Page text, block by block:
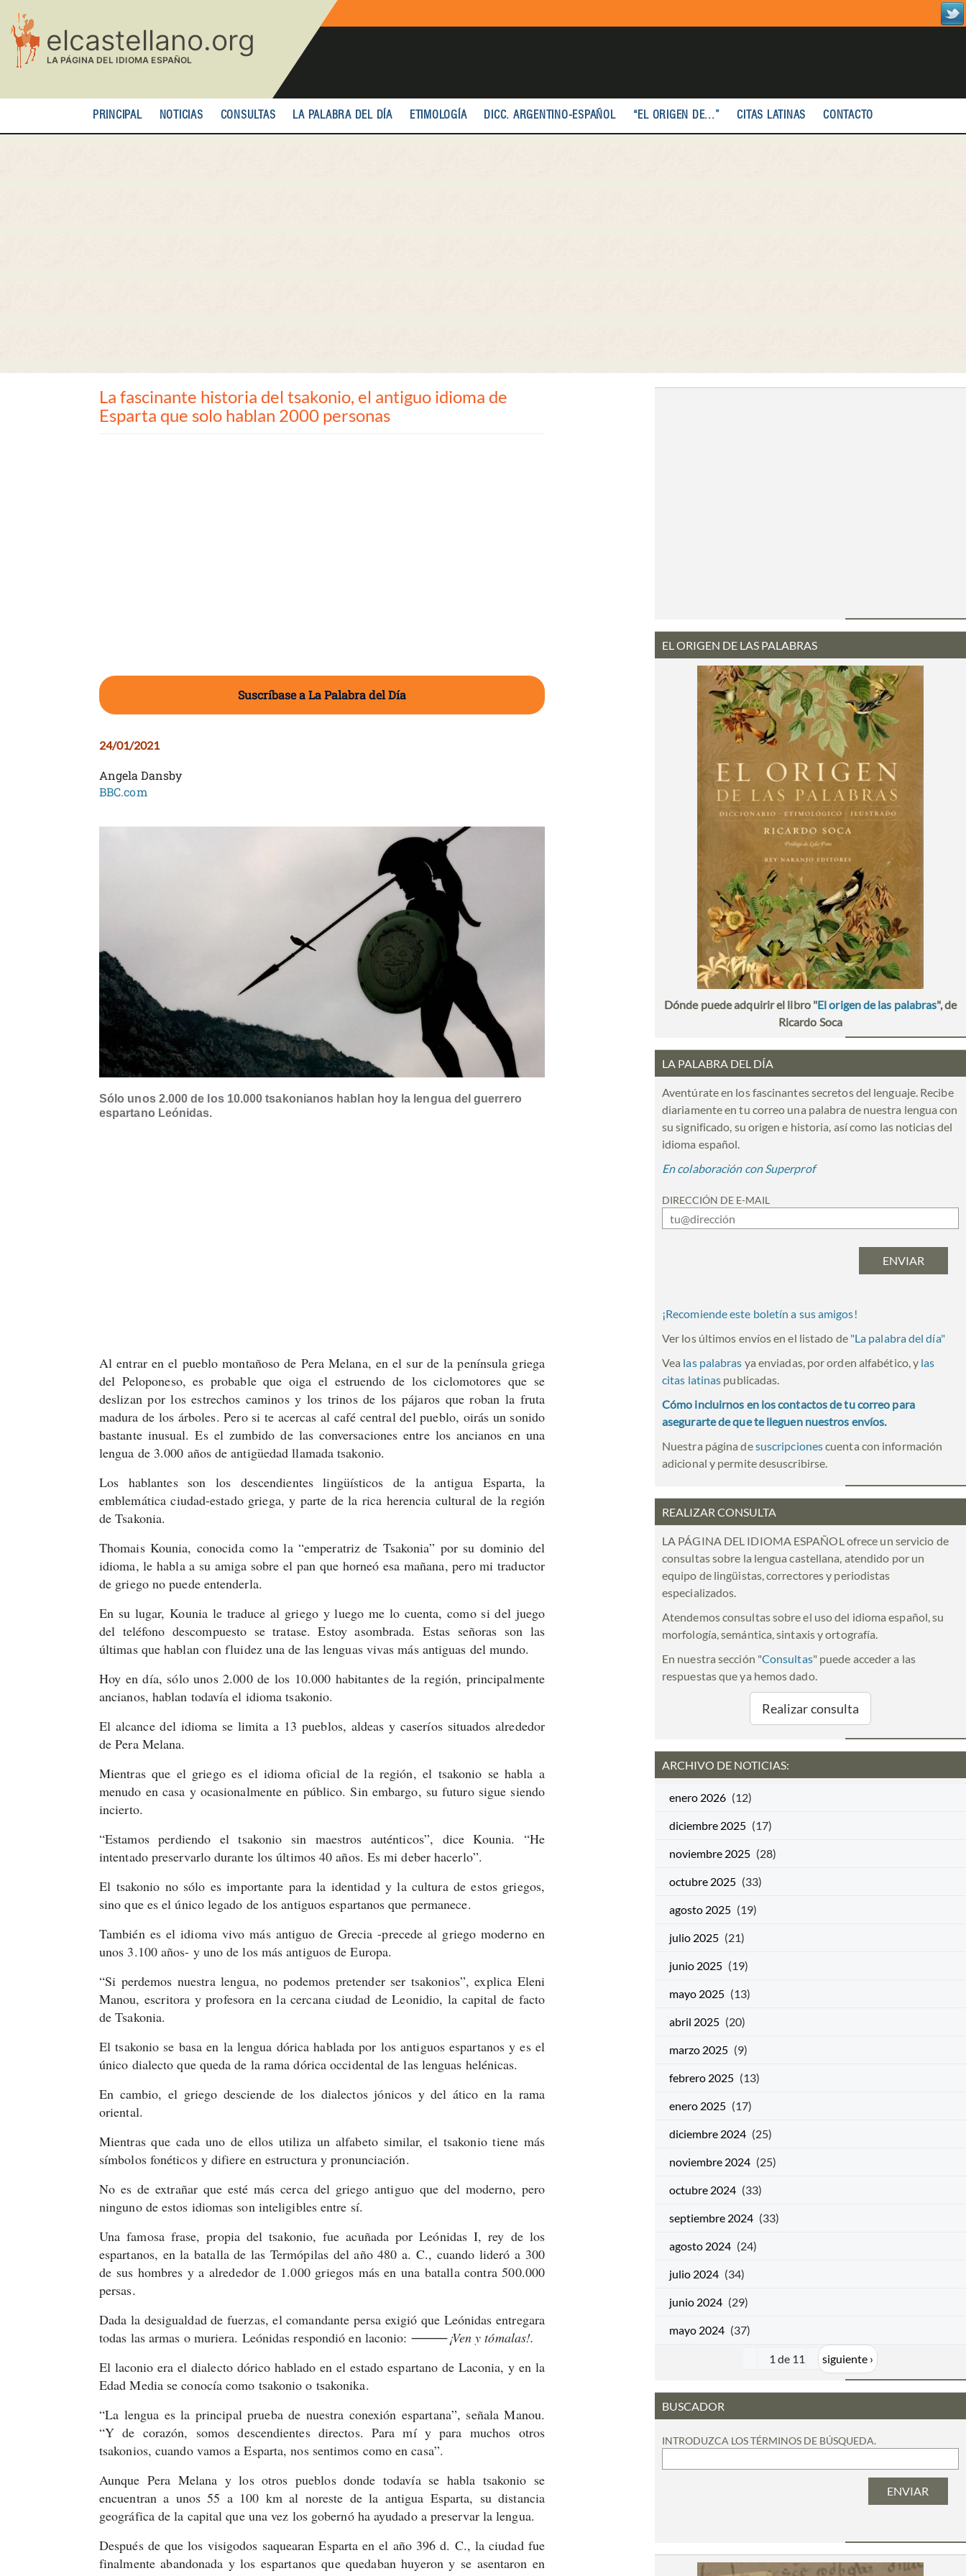
contenido
principal
PRINCIPAL NOTICIAS CONSULTAS LA PALABRA DEL DÍA ETIMOLOGÍA DICC. ARGENTINO-ESPAÑOL “EL ORIGEN DE...” CITAS LATINAS CONTACTO
La fascinante historia del tsakonio, el antiguo idioma de
Esparta que solo hablan 2000 personas
Suscríbase a La Palabra del Día
24/01/2021
Angela Dansby
BBC.com
Sólo unos 2.000 de los 10.000 tsakonianos hablan hoy la lengua del guerrero
espartano Leónidas.
Al entrar en el pueblo montañoso de Pera Melana, en el sur de la península griega
del Peloponeso, es probable que oiga el estruendo de los ciclomotores que se
deslizan por los estrechos caminos y los trinos de los pájaros que roban la fruta
madura de los árboles. Pero si te acercas al café central del pueblo, oirás un sonido
bastante inusual. Es el zumbido de las conversaciones entre los ancianos en una
lengua de 3.000 años de antigüedad llamada tsakonio.
Los hablantes son los descendientes lingüísticos de la antigua Esparta, la
emblemática ciudad-estado griega, y parte de la rica herencia cultural de la región
de Tsakonia.
Thomais Kounia, conocida como la “emperatriz de Tsakonia” por su dominio del
idioma, le habla a su amiga sobre el pan que horneó esa mañana, pero mi traductor
de griego no puede entenderla.
En su lugar, Kounia le traduce al griego y luego me lo cuenta, como si del juego
del teléfono descompuesto se tratase. Estoy asombrada. Estas señoras son las
últimas que hablan con fluidez una de las lenguas vivas más antiguas del mundo.
Hoy en día, sólo unos 2.000 de los 10.000 habitantes de la región, principalmente
ancianos, hablan todavía el idioma tsakonio.
El alcance del idioma se limita a 13 pueblos, aldeas y caseríos situados alrededor
de Pera Melana.
Mientras que el griego es el idioma oficial de la región, el tsakonio se habla a
menudo en casa y ocasionalmente en público. Sin embargo, su futuro sigue siendo
incierto.
“Estamos perdiendo el tsakonio sin maestros auténticos”, dice Kounia. “He
intentado preservarlo durante los últimos 40 años. Es mi deber hacerlo”.
El tsakonio no sólo es importante para la identidad y la cultura de estos griegos,
sino que es el único legado de los antiguos espartanos que permanece.
También es el idioma vivo más antiguo de Grecia -precede al griego moderno en
unos 3.100 años- y uno de los más antiguos de Europa.
“Si perdemos nuestra lengua, no podemos pretender ser tsakonios”, explica Eleni
Manou, escritora y profesora en la cercana ciudad de Leonidio, la capital de facto
de Tsakonia.
El tsakonio se basa en la lengua dórica hablada por los antiguos espartanos y es el
único dialecto que queda de la rama dórica occidental de las lenguas helénicas.
En cambio, el griego desciende de los dialectos jónicos y del ático en la rama
oriental.
Mientras que cada uno de ellos utiliza un alfabeto similar, el tsakonio tiene más
símbolos fonéticos y difiere en estructura y pronunciación.
No es de extrañar que esté más cerca del griego antiguo que del moderno, pero
ninguno de estos idiomas son inteligibles entre sí.
Una famosa frase, propia del tsakonio, fue acuñada por Leónidas I, rey de los
espartanos, en la batalla de las Termópilas del año 480 a. C., cuando lideró a 300
de sus hombres y a alrededor de 1.000 griegos más en una batalla contra 500.000
persas.
Dada la desigualdad de fuerzas, el comandante persa exigió que Leónidas entregara
todas las armas o muriera. Leónidas respondió en laconio: ⸻¡Ven y tómalas!.
El laconio era el dialecto dórico hablado en el estado espartano de Laconia, y en la
Edad Media se conocía como tsakonio o tsakonika.
“La lengua es la principal prueba de nuestra conexión espartana”, señala Manou.
“Y de corazón, somos descendientes directos. Para mí y para muchos otros
tsakonios, cuando vamos a Esparta, nos sentimos como en casa”.
Aunque Pera Melana y los otros pueblos donde todavía se habla tsakonio se
encuentran a unos 55 a 100 km al noreste de la antigua Esparta, su distancia
geográfica de la capital que una vez los gobernó ha ayudado a preservar la lengua.
Después de que los visigodos saquearan Esparta en el año 396 d. C., la ciudad fue
finalmente abandonada y los espartanos que quedaban huyeron y se asentaron en
EL ORIGEN DE LAS PALABRAS
Dónde puede adquirir el libro "El origen de las palabras", de
Ricardo Soca
LA PALABRA DEL DÍA
Aventúrate en los fascinantes secretos del lenguaje. Recibe
diariamente en tu correo una palabra de nuestra lengua con
su significado, su origen e historia, así como las noticias del
idioma español.
En colaboración con Superprof
DIRECCIÓN DE E-MAIL
¡Recomiende este boletín a sus amigos!
Ver los últimos envíos en el listado de "La palabra del día"
Vea las palabras ya enviadas, por orden alfabético, y las
citas latinas publicadas.
Cómo incluirnos en los contactos de tu correo para
asegurarte de que te lleguen nuestros envíos.
Nuestra página desuscripcionescuenta con información
adicional y permite desuscribirse.
REALIZAR CONSULTA
LA PÁGINA DEL IDIOMA ESPAÑOL ofrece un servicio de
consultas sobre la lengua castellana, atendido por un
equipo de lingüistas, correctores y periodistas
especializados.
Atendemos consultas sobre el uso del idioma español, su
morfología, semántica, sintaxis y ortografía.
En nuestra sección "Consultas" puede acceder a las
respuestas que ya hemos dado.
Realizar consulta
ARCHIVO DE NOTICIAS:
enero 2026 (12)
diciembre 2025 (17)
noviembre 2025 (28)
octubre 2025 (33)
agosto 2025 (19)
julio 2025 (21)
junio 2025 (19)
mayo 2025 (13)
abril 2025 (20)
marzo 2025 (9)
febrero 2025 (13)
enero 2025 (17)
diciembre 2024 (25)
noviembre 2024 (25)
octubre 2024 (33)
septiembre 2024 (33)
agosto 2024 (24)
julio 2024 (34)
junio 2024 (29)
mayo 2024 (37)
1 de 11 siguiente ›
BUSCADOR
INTRODUZCA LOS TÉRMINOS DE BÚSQUEDA.